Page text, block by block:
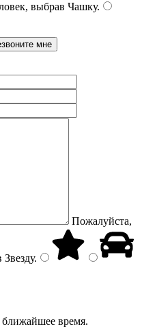
выбрав Чашку.
Пожалуйста,
Звезду.
время.